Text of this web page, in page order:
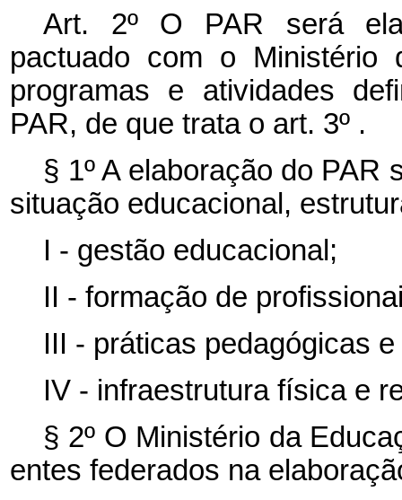
Art. 2º O PAR será
pactuado com o
programas e atividades
PAR, de que trata o art. 3º .
§ 1º A elaboração do PAR
situação educacional,
I - gestão educacional;
II - formação de
III - práticas pedagógicas
IV - infraestrutura física e
§ 2º O Ministério da
entes federados na